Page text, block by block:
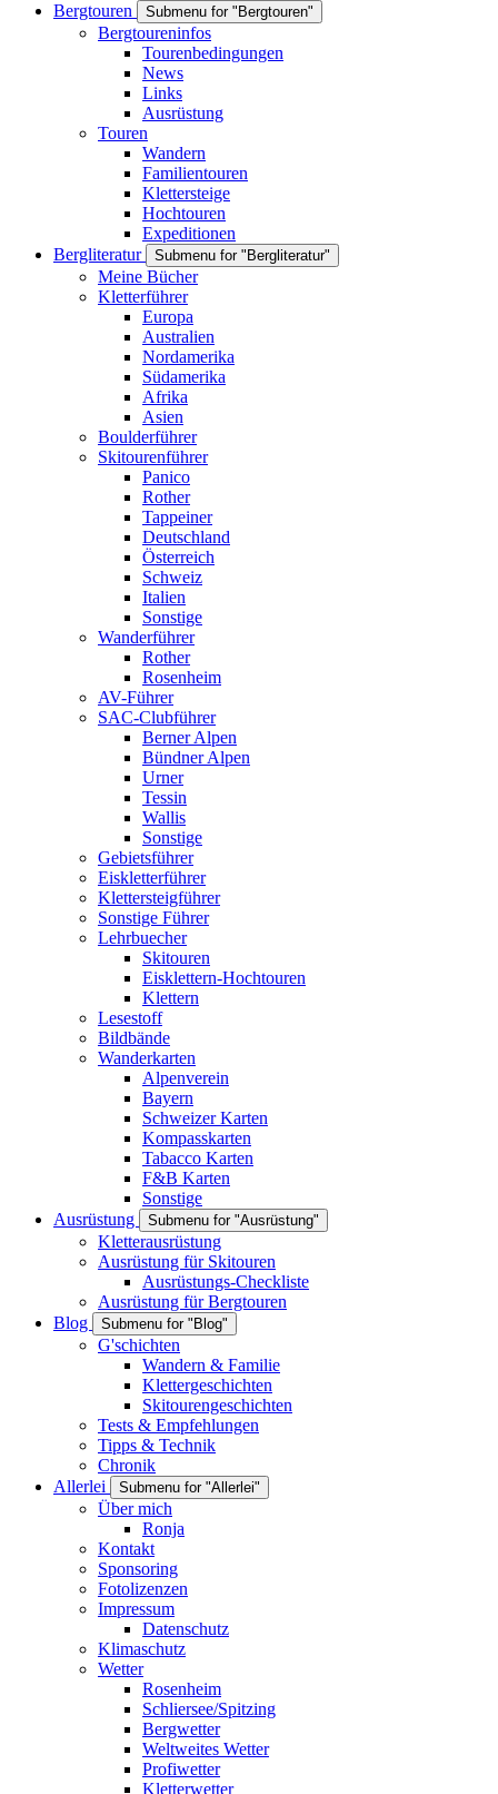
Bergtouren
Submenu for "Bergtouren"
Bergtoureninfos
Tourenbedingungen
News
Links
Ausrüstung
Touren
Wandern
Familientouren
Klettersteige
Hochtouren
Expeditionen
Bergliteratur
Submenu for "Bergliteratur"
Meine Bücher
Kletterführer
Europa
Australien
Nordamerika
Südamerika
Afrika
Asien
Boulderführer
Skitourenführer
Panico
Rother
Tappeiner
Deutschland
Österreich
Schweiz
Italien
Sonstige
Wanderführer
Rother
Rosenheim
AV-Führer
SAC-Clubführer
Berner Alpen
Bündner Alpen
Urner
Tessin
Wallis
Sonstige
Gebietsführer
Eiskletterführer
Klettersteigführer
Sonstige Führer
Lehrbuecher
Skitouren
Eisklettern-Hochtouren
Klettern
Lesestoff
Bildbände
Wanderkarten
Alpenverein
Bayern
Schweizer Karten
Kompasskarten
Tabacco Karten
F&B Karten
Sonstige
Ausrüstung
Submenu for "Ausrüstung"
Kletterausrüstung
Ausrüstung für Skitouren
Ausrüstungs-Checkliste
Ausrüstung für Bergtouren
Blog
Submenu for "Blog"
G'schichten
Wandern & Familie
Klettergeschichten
Skitourengeschichten
Tests & Empfehlungen
Tipps & Technik
Chronik
Allerlei
Submenu for "Allerlei"
Über mich
Ronja
Kontakt
Sponsoring
Fotolizenzen
Impressum
Datenschutz
Klimaschutz
Wetter
Rosenheim
Schliersee/Spitzing
Bergwetter
Weltweites Wetter
Profiwetter
Kletterwetter